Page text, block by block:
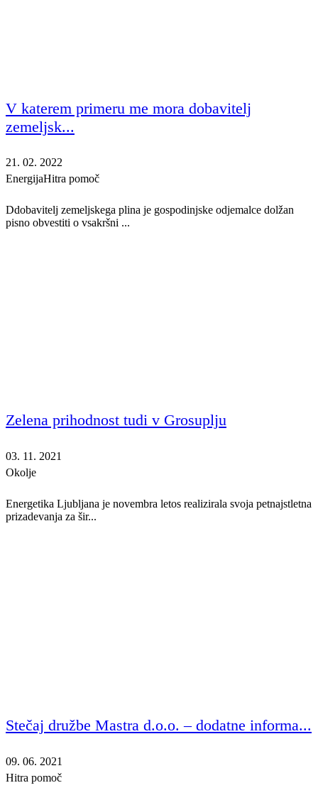
V katerem primeru me mora dobavitelj
zemeljsk...
21. 02. 2022
EnergijaHitra pomoč
Ddobavitelj zemeljskega plina je gospodinjske odjemalce dolžan
pisno obvestiti o vsakršni ...
Zelena prihodnost tudi v Grosuplju
03. 11. 2021
Okolje
Energetika Ljubljana je novembra letos realizirala svoja petnajstletna
prizadevanja za šir...
Stečaj družbe Mastra d.o.o. – dodatne informa...
09. 06. 2021
Hitra pomoč